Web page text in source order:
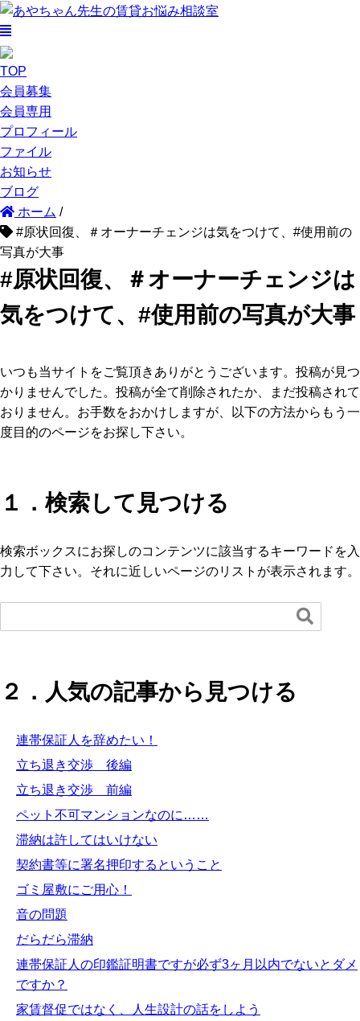
TOP
会員募集
会員専用
プロフィール
ファイル
お知らせ
ブログ
ホーム /
#原状回復、＃オーナーチェンジは気をつけて、#使用前の
写真が大事
#原状回復、＃オーナーチェンジは
気をつけて、#使用前の写真が大事
いつも当サイトをご覧頂きありがとうございます。投稿が見つ
かりませんでした。投稿が全て削除されたか、まだ投稿されて
おりません。お手数をおかけしますが、以下の方法からもう一
度目的のページをお探し下さい。
１．検索して見つける
検索ボックスにお探しのコンテンツに該当するキーワードを入
力して下さい。それに近しいページのリストが表示されます。

２．人気の記事から見つける
連帯保証人を辞めたい！
立ち退き交渉 後編
立ち退き交渉 前編
ペット不可マンションなのに……
滞納は許してはいけない
契約書等に署名押印するということ
ゴミ屋敷にご用心！
音の問題
だらだら滞納
連帯保証人の印鑑証明書ですが必ず3ヶ月以内でないとダメ
ですか？
家賃督促ではなく、人生設計の話をしよう